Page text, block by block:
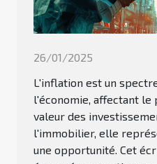
26/01/2025
L'inflation est un
l'économie, affectant le
valeur des
l'immobilier, elle
une opportunité. Cet